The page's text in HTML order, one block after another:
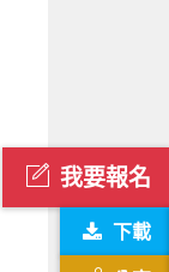
我要報名
下載